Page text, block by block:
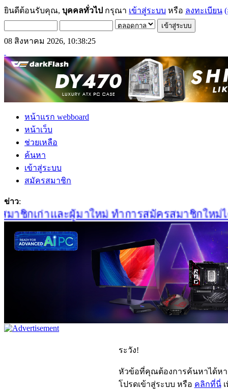
ยินดีต้อนรับคุณ, บุคคลทั่วไป กรุณา เข้าสู่ระบบ หรือ ลงทะเบียน
08 สิงหาคม 2026, 10:38:25
หน้าแรก webboard
หน้าเว็บ
ช่วยเหลือ
ค้นหา
เข้าสู่ระบบ
สมัครสมาชิก
ข่าว:
ชิกเก่าและผู้มาใหม่ ทำการสมัครสมาชิกใหม่ได้
ระวัง!
หัวข้อที่คุณต้องการค้นหาได้ห
โปรดเข้าสู่ระบบ หรือ คลิกที่นี่เ